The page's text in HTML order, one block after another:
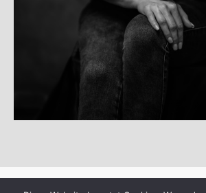
© Copyright 2025 departure99-